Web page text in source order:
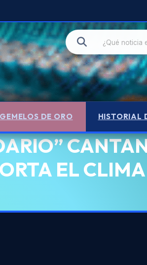
DE ORO HISTORIAL
EL CLIMA